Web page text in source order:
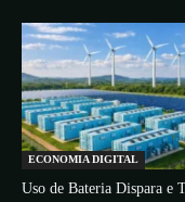
ECONOMIA DIGITAL
Uso de Bateria Dispara e